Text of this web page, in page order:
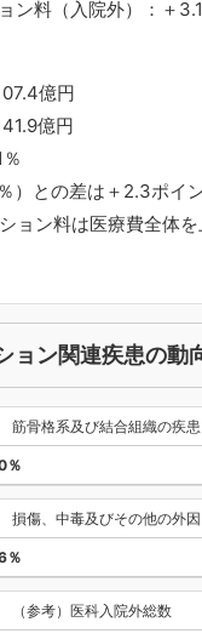
ン料（入院外）：＋
億円
億円
）との差は＋2.3ポイ
ョン料は医療費全体
ョン関連疾患の動
筋骨格系及び結合組織の疾患
％
損傷、中毒及びその他の外因
％
（参考）医科入院外総数